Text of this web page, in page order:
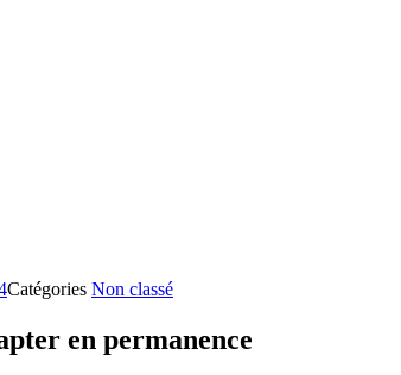
Catégories Non classé
en permanence